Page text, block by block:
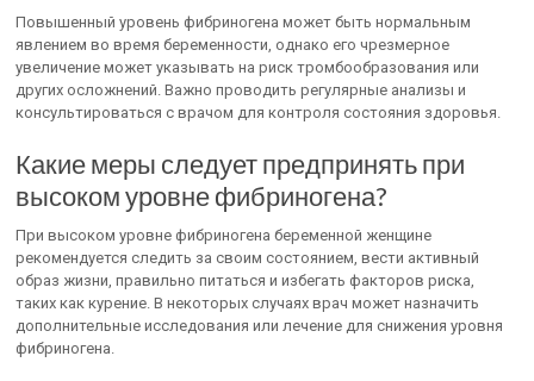
Повышенный уровень фибриногена может быть нормальным
явлением во время беременности, однако его чрезмерное
увеличение может указывать на риск тромбообразования или
других осложнений. Важно проводить регулярные анализы и
консультироваться с врачом для контроля состояния здоровья.
Какие меры следует предпринять при
высоком уровне фибриногена?
При высоком уровне фибриногена беременной женщине
рекомендуется следить за своим состоянием, вести активный
образ жизни, правильно питаться и избегать факторов риска,
таких как курение. В некоторых случаях врач может назначить
дополнительные исследования или лечение для снижения уровня
фибриногена.